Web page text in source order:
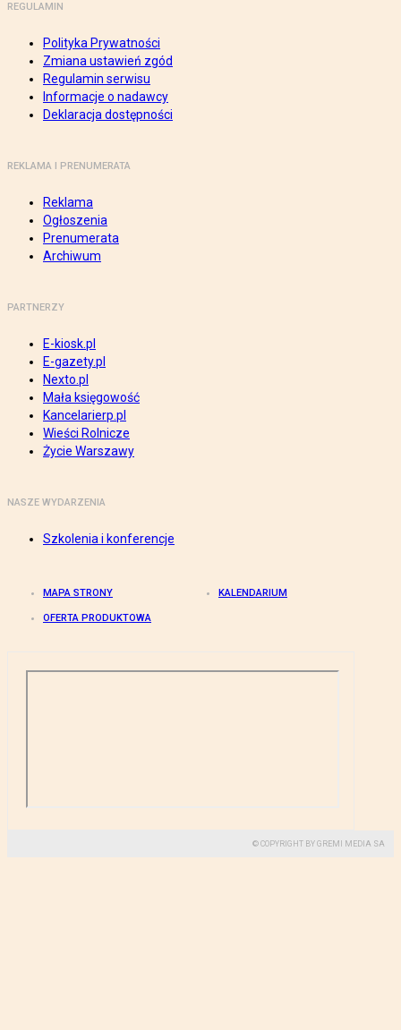
REGULAMIN
Polityka Prywatności
Zmiana ustawień zgód
Regulamin serwisu
Informacje o nadawcy
Deklaracja dostępności
REKLAMA I PRENUMERATA
Reklama
Ogłoszenia
Prenumerata
Archiwum
PARTNERZY
E-kiosk.pl
E-gazety.pl
Nexto.pl
Mała księgowość
Kancelarierp.pl
Wieści Rolnicze
Życie Warszawy
NASZE WYDARZENIA
Szkolenia i konferencje
MAPA STRONY KALENDARIUM
OFERTA PRODUKTOWA
© COPYRIGHT BY GREMI MEDIA SA